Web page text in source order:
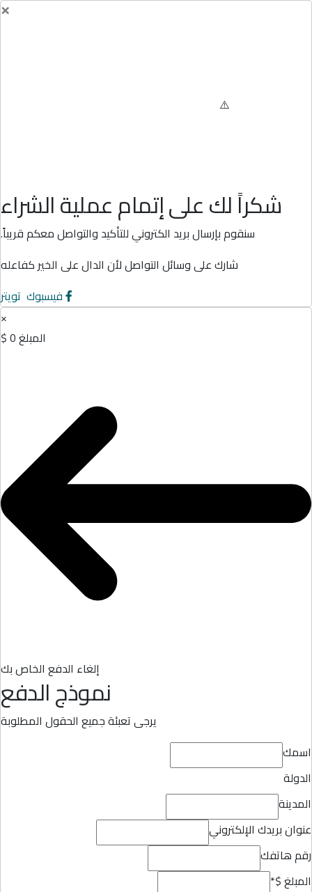
×
شكراً لك على إتمام عملية الشراء
سنقوم بإرسال بريد الكتروني للتأكيد والتواصل معكم قريباً.
شارك على وسائل التواصل لأن الدال على الخير كفاعله
فيسبوك تويتر
×
المبلغ0 $
إلغاء الدفع الخاص بك
نموذج الدفع
يرجى تعبئة جميع الحقول المطلوبة
اسمك
الدولة
المدينة
عنوان بريدك الإلكتروني
رقم هاتفك
المبلغ $*